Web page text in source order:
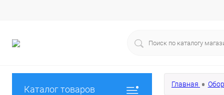
Каталог товаров Главная